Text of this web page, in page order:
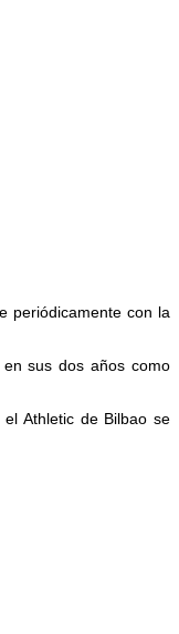
periódicamente con la
sus dos años como
Athletic de Bilbao se